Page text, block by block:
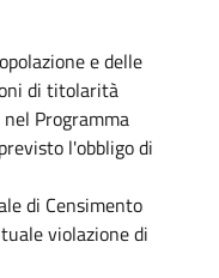
e delle
di titolarità
Programma
l'obbligo di
di Censimento
violazione di